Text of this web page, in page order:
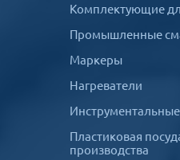
Комплектующие
Промышленные
Маркеры
Нагреватели
Пластиковая
производства